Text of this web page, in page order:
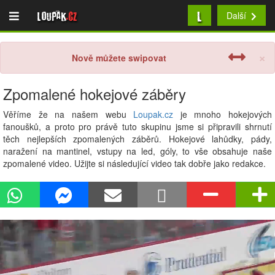
Loupak.cz L Další
×
Nově můžete swipovat
Zpomalené hokejové záběry
Věříme že na našem webu Loupak.cz je mnoho hokejových
fanoušků, a proto pro právě tuto skupinu jsme si připravili shrnutí
těch nejlepších zpomalených záběrů. Hokejové lahůdky, pády,
naražení na mantinel, vstupy na led, góly, to vše obsahuje naše
zpomalené video. Užijte si následující video tak dobře jako redakce.